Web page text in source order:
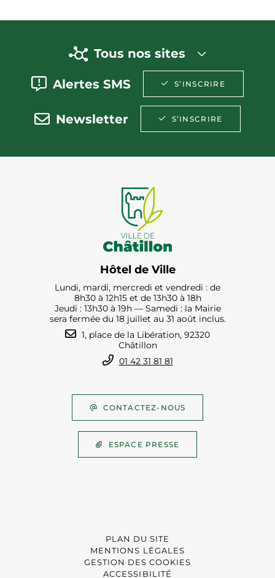
Tous nos sites
Alertes SMS S’INSCRIRE
Newsletter S’INSCRIRE
Hôtel de Ville
Lundi, mardi, mercredi et vendredi : de
8h30 à 12h15 et de 13h30 à 18h
Jeudi : 13h30 à 19h — Samedi : la Mairie
sera fermée du 18 juillet au 31 août inclus.
1, place de la Libération, 92320
Châtillon
01 42 31 81 81
CONTACTEZ-NOUS
ESPACE PRESSE
PLAN DU SITE
MENTIONS LÉGALES
GESTION DES COOKIES
ACCESSIBILITÉ